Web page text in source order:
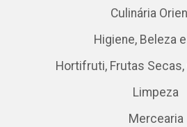
Culinária
Higiene, Beleza
Hortifruti, Frutas Secas,
Limpeza
Mercearia